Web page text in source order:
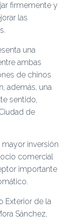
firmemente y
las
una
ambas
de chinos
además, una
sentido,
de
inversión
comercial
importante
Exterior de la
Sánchez,